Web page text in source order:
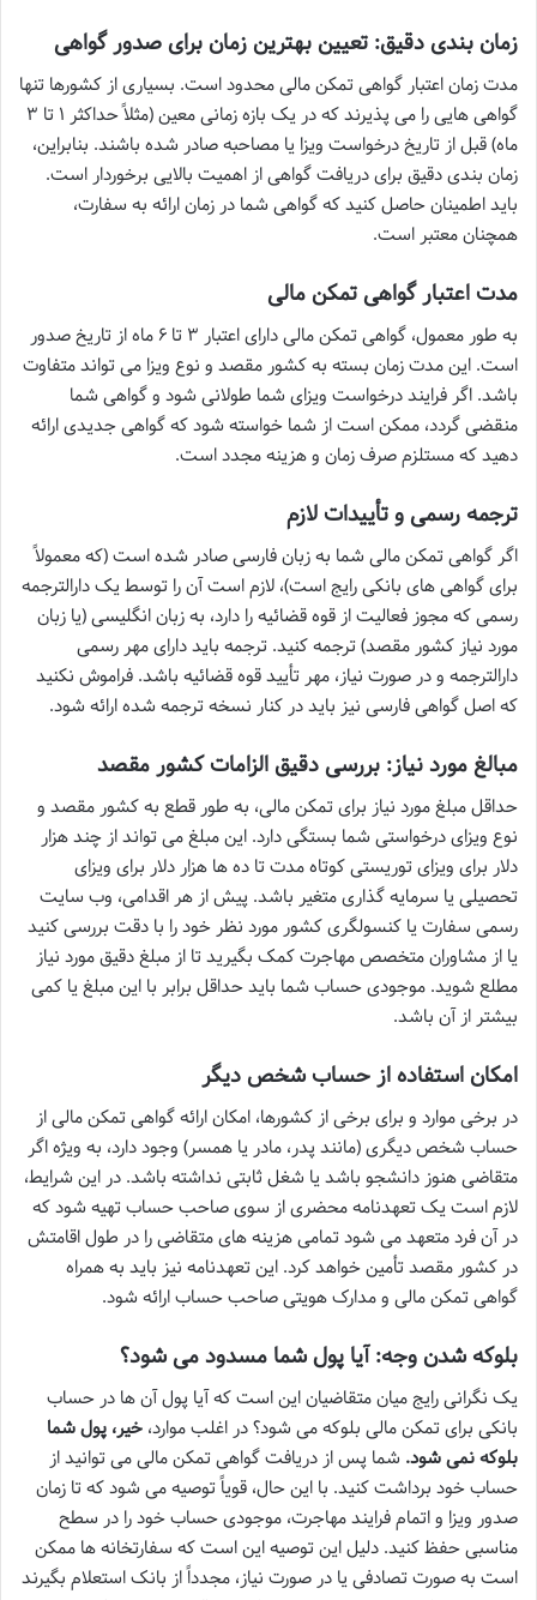
زمان بندی دقیق: تعیین بهترین زمان برای صدور گواهی
مدت زمان اعتبار گواهی تمکن مالی محدود است. بسیاری از کشورها تنها
گواهی هایی را می پذیرند که در یک بازه زمانی معین (مثلاً حداکثر ۱ تا ۳
ماه) قبل از تاریخ درخواست ویزا یا مصاحبه صادر شده باشند. بنابراین،
زمان بندی دقیق برای دریافت گواهی از اهمیت بالایی برخوردار است.
باید اطمینان حاصل کنید که گواهی شما در زمان ارائه به سفارت،
همچنان معتبر است.
مدت اعتبار گواهی تمکن مالی
به طور معمول، گواهی تمکن مالی دارای اعتبار ۳ تا ۶ ماه از تاریخ صدور
است. این مدت زمان بسته به کشور مقصد و نوع ویزا می تواند متفاوت
باشد. اگر فرایند درخواست ویزای شما طولانی شود و گواهی شما
منقضی گردد، ممکن است از شما خواسته شود که گواهی جدیدی ارائه
دهید که مستلزم صرف زمان و هزینه مجدد است.
ترجمه رسمی و تأییدات لازم
اگر گواهی تمکن مالی شما به زبان فارسی صادر شده است (که معمولاً
برای گواهی های بانکی رایج است)، لازم است آن را توسط یک دارالترجمه
رسمی که مجوز فعالیت از قوه قضائیه را دارد، به زبان انگلیسی (یا زبان
مورد نیاز کشور مقصد) ترجمه کنید. ترجمه باید دارای مهر رسمی
دارالترجمه و در صورت نیاز، مهر تأیید قوه قضائیه باشد. فراموش نکنید
که اصل گواهی فارسی نیز باید در کنار نسخه ترجمه شده ارائه شود.
مبالغ مورد نیاز: بررسی دقیق الزامات کشور مقصد
حداقل مبلغ مورد نیاز برای تمکن مالی، به طور قطع به کشور مقصد و
نوع ویزای درخواستی شما بستگی دارد. این مبلغ می تواند از چند هزار
دلار برای ویزای توریستی کوتاه مدت تا ده ها هزار دلار برای ویزای
تحصیلی یا سرمایه گذاری متغیر باشد. پیش از هر اقدامی، وب سایت
رسمی سفارت یا کنسولگری کشور مورد نظر خود را با دقت بررسی کنید
یا از مشاوران متخصص مهاجرت کمک بگیرید تا از مبلغ دقیق مورد نیاز
مطلع شوید. موجودی حساب شما باید حداقل برابر با این مبلغ یا کمی
بیشتر از آن باشد.
امکان استفاده از حساب شخص دیگر
در برخی موارد و برای برخی از کشورها، امکان ارائه گواهی تمکن مالی از
حساب شخص دیگری (مانند پدر، مادر یا همسر) وجود دارد، به ویژه اگر
متقاضی هنوز دانشجو باشد یا شغل ثابتی نداشته باشد. در این شرایط،
لازم است یک تعهدنامه محضری از سوی صاحب حساب تهیه شود که
در آن فرد متعهد می شود تمامی هزینه های متقاضی را در طول اقامتش
در کشور مقصد تأمین خواهد کرد. این تعهدنامه نیز باید به همراه
گواهی تمکن مالی و مدارک هویتی صاحب حساب ارائه شود.
بلوکه شدن وجه: آیا پول شما مسدود می شود؟
یک نگرانی رایج میان متقاضیان این است که آیا پول آن ها در حساب
بانکی برای تمکن مالی بلوکه می شود؟ در اغلب موارد، خیر، پول شما
بلوکه نمی شود. شما پس از دریافت گواهی تمکن مالی می توانید از
حساب خود برداشت کنید. با این حال، قویاً توصیه می شود که تا زمان
صدور ویزا و اتمام فرایند مهاجرت، موجودی حساب خود را در سطح
مناسبی حفظ کنید. دلیل این توصیه این است که سفارتخانه ها ممکن
است به صورت تصادفی یا در صورت نیاز، مجدداً از بانک استعلام بگیرند